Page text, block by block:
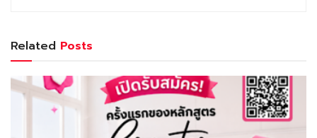
Related Posts